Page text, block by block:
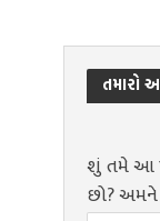
તમારો
શું તમે આ
છો?